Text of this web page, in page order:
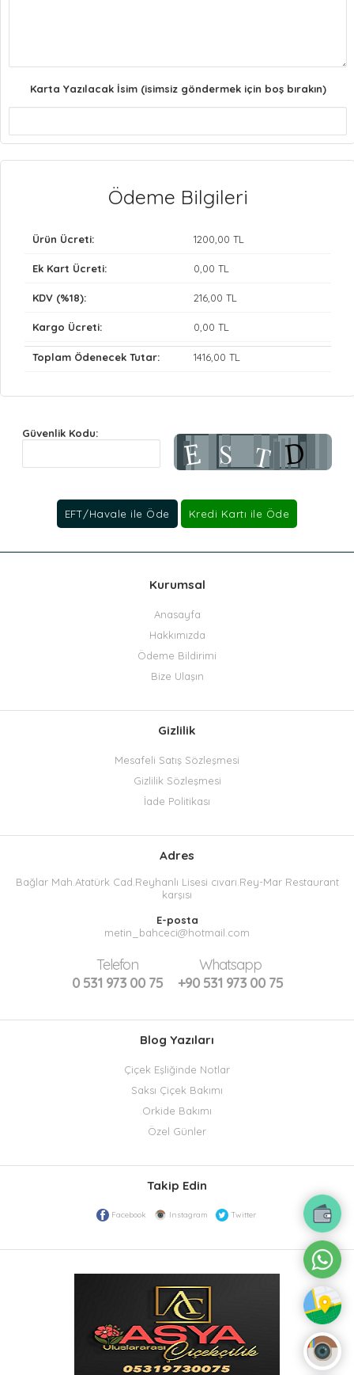
Karta Yazılacak İsim (isimsiz göndermek için boş bırakın)
Ödeme Bilgileri
Ürün Ücreti: 1200,00 TL
Ek Kart Ücreti: 0,00 TL
KDV (%18): 216,00 TL
Kargo Ücreti: 0,00 TL
Toplam Ödenecek Tutar: 1416,00 TL
Güvenlik Kodu:
Kurumsal
Anasayfa
Hakkımızda
Ödeme Bildirimi
Bize Ulaşın
Gizlilik
Mesafeli Satış Sözleşmesi
Gizlilik Sözleşmesi
İade Politikası
Adres
Bağlar Mah.Atatürk Cad.Reyhanlı Lisesi cıvarı.Rey-Mar Restaurant
karşısı
E-posta
metin_bahceci@hotmail.com
Telefon
0 531 973 00 75
Whatsapp
+90 531 973 00 75
Blog Yazıları
Çiçek Eşliğinde Notlar
Saksı Çiçek Bakımı
Orkide Bakımı
Özel Günler
Takip Edin
Facebook Instagram Twitter